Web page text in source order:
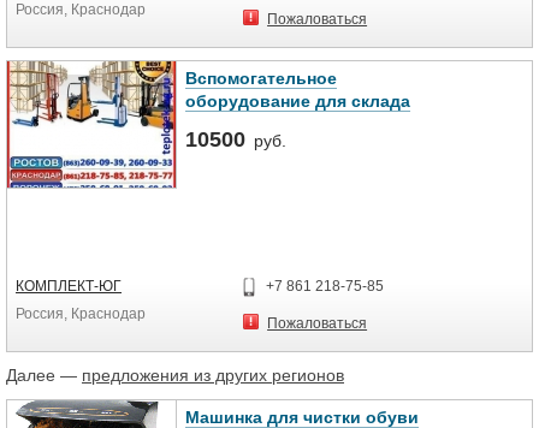
Россия, Краснодар
Пожаловаться
Вспомогательное
оборудование для склада
10500 руб.
КОМПЛЕКТ-ЮГ
Россия, Краснодар
+7 861 218-75-85
Пожаловаться
Далее — предложения из других регионов
Машинка для чистки обуви